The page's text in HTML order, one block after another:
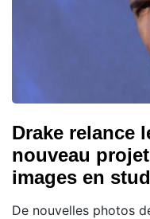
Drake relance
nouveau
images en
De nouvelles photos